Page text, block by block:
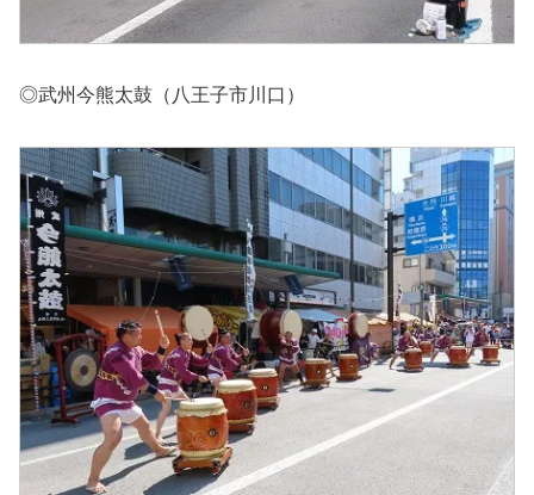
◎武州今熊太鼓（八王子市川口）